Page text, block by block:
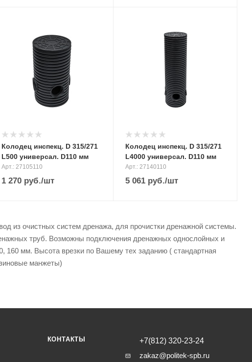
Колодец инспекц. D 315/271
L500 универсал. D110 мм
Арт.: 27105110
1 270 руб./шт
Колодец инспекц. D 315/271
L4000 универсал. D110 мм
Арт.: 27140110
5 061 руб./шт
из очистных систем дренажа, для прочистки дренажной системы.
труб. Возможны подключения дренажных однослойных и
160 мм. Высота врезки по Вашему тех заданию ( стандартная
манжеты)
КОНТАКТЫ
+7(812) 320-23-24
zakaz@politek-spb.ru